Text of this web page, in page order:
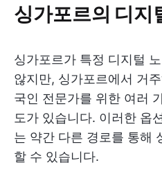
싱가포르의 디지
싱가포르가 특정 디지털
않지만, 싱가포르에서 거
국인 전문가를 위한 여러
도가 있습니다. 이러한 옵
는 약간 다른 경로를 통해
할 수 있습니다.